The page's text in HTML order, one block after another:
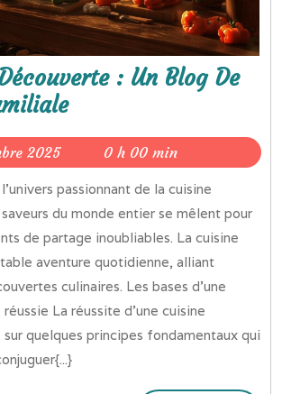
: Un Blog De
202516
Septembre
2025
0 h 00 min
du monde entier se mêlent pour
de partage inoubliables. La cuisine
aventure quotidienne, alliant
culinaires. Les bases d’une
La réussite d’une cuisine
quelques principes fondamentaux qui